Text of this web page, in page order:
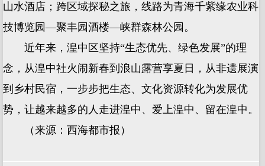
山水酒店；跨区域探秘之旅，线路为青海千紫缘农业科
技博览园—聚丰园酒楼—峡群森林公园。
近年来，湟中区坚持“生态优先、绿色发展”的理
念，从湟中社火闹新春到浪山露营享夏日，从非遗展演
到乡村民宿，一步步把生态、文化资源转化为发展优
势，让越来越多的人走进湟中、爱上湟中、留在湟中。
（来源：西海都市报）